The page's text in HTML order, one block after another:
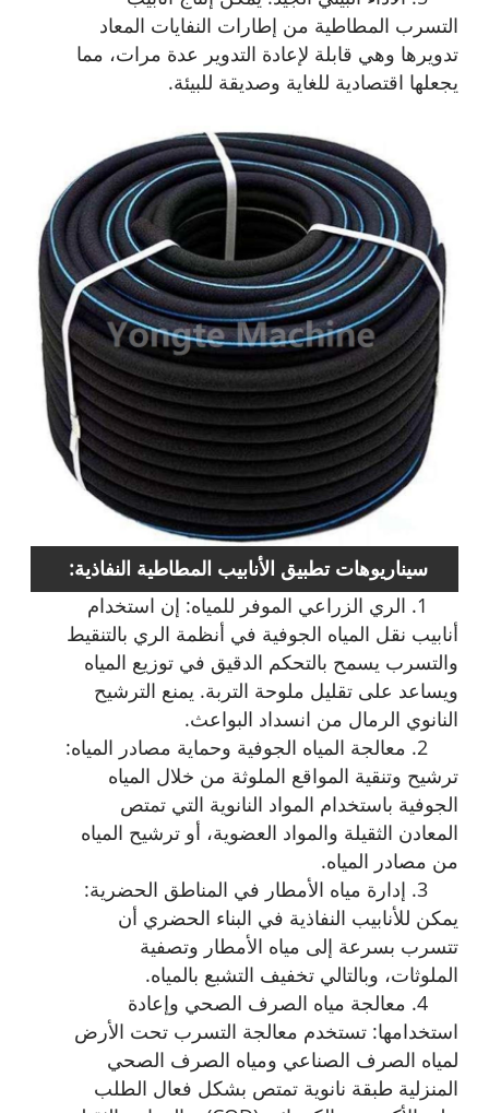
التسرب المطاطية من إطارات النفايات المعاد
تدويرها وهي قابلة لإعادة التدوير عدة مرات، مما
يجعلها اقتصادية للغاية وصديقة للبيئة.
سيناريوهات تطبيق الأنابيب المطاطية النفاذية:
1. الري الزراعي الموفر للمياه: إن استخدام
أنابيب نقل المياه الجوفية في أنظمة الري بالتنقيط
والتسرب يسمح بالتحكم الدقيق في توزيع المياه
ويساعد على تقليل ملوحة التربة. يمنع الترشيح
النانوي الرمال من انسداد البواعث.
2. معالجة المياه الجوفية وحماية مصادر المياه:
ترشيح وتنقية المواقع الملوثة من خلال المياه
الجوفية باستخدام المواد النانوية التي تمتص
المعادن الثقيلة والمواد العضوية، أو ترشيح المياه
من مصادر المياه.
3. إدارة مياه الأمطار في المناطق الحضرية:
يمكن للأنابيب النفاذية في البناء الحضري أن
تتسرب بسرعة إلى مياه الأمطار وتصفية
الملوثات، وبالتالي تخفيف التشبع بالمياه.
4. معالجة مياه الصرف الصحي وإعادة
استخدامها: تستخدم معالجة التسرب تحت الأرض
لمياه الصرف الصناعي ومياه الصرف الصحي
المنزلية طبقة نانوية تمتص بشكل فعال الطلب